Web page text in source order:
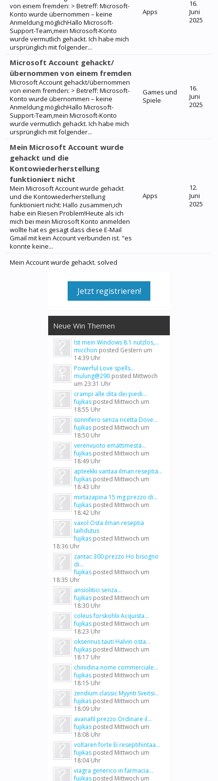
von einem fremden: > Betreff: Microsoft-
Konto wurde übernommen – keine
Anmeldung möglichHallo Microsoft-
Support-Team,mein Microsoft-Konto
wurde vermutlich gehackt. Ich habe mich
ursprünglich mit folgender...
Apps
16.
Juni
2025
Microsoft Account gehackt/
übernommen von einem fremden
Microsoft Account gehackt/übernommen
von einem fremden: > Betreff: Microsoft-
Konto wurde übernommen – keine
Anmeldung möglichHallo Microsoft-
Support-Team,mein Microsoft-Konto
wurde vermutlich gehackt. Ich habe mich
ursprünglich mit folgender...
Games und
Spiele
16.
Juni
2025
Mein Microsoft Account wurde
gehackt und die
Kontowiederherstellung
funktioniert nicht
Mein Microsoft Account wurde gehackt
und die Kontowiederherstellung
funktioniert nicht: Hallo zusammen,ich
habe ein Riesen Problem!Heute als ich
mich bei mein Microsoft Konto anmelden
wollte hat es gesagt dass diese E-Mail
Gmail mit kein Account verbunden ist. "es
konnte keine...
Apps
12.
Juni
2025
Mein Account wurde gehackt. solved
Jetzt registrieren!
Neue Win Themen
Ist mein Windows 8.1 nutzlos,...
micchon posted Gestern um
14:39 Uhr
Powerful Love spells...
mulung@290 posted Mittwoch
um 23:31 Uhr
crampi alle dita dei piedi...
fujikas posted Mittwoch um
18:55 Uhr
sonnifero senza ricetta Dove...
fujikas posted Mittwoch um
18:50 Uhr
verenvuoto emättimestä...
fujikas posted Mittwoch um
18:49 Uhr
apteekki vantaa ilman reseptiä...
fujikas posted Mittwoch um
18:43 Uhr
mirtazapina 15 mg prezzo di...
fujikas posted Mittwoch um
18:42 Uhr
vaxol Osta ilman reseptiä
laihdutus
fujikas posted Mittwoch um
18:36 Uhr
zantac 300 prezzo Ho bisogno
di...
fujikas posted Mittwoch um
18:35 Uhr
ansiolitici senza...
fujikas posted Mittwoch um
18:30 Uhr
coleus forskohlii Acquista...
fujikas posted Mittwoch um
18:23 Uhr
oksennus tauti Halvin osta...
fujikas posted Mittwoch um
18:17 Uhr
chinidina nome commerciale...
fujikas posted Mittwoch um
18:15 Uhr
zendium classic Myynti Sveitsi...
fujikas posted Mittwoch um
18:09 Uhr
avanafil prezzo Ordinare il...
fujikas posted Mittwoch um
18:08 Uhr
voltaren forte Ei reseptihintaa...
fujikas posted Mittwoch um
18:04 Uhr
viagra generico in farmacia...
fujikas posted Mittwoch um